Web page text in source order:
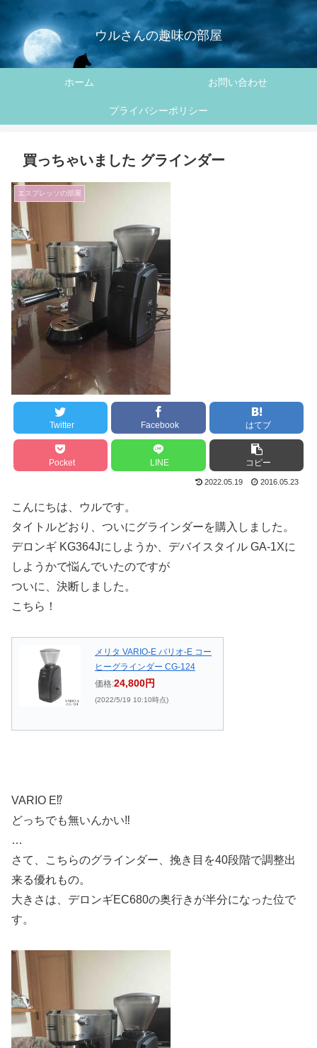
ウルさんの趣味の部屋
ホーム お問い合わせ
プライバシーポリシー
買っちゃいました グラインダー
エスプレッソの部屋
Twitter Facebook はてブ
Pocket LINE コピー
2022.05.19 2016.05.23
こんにちは、ウルです。
タイトルどおり、ついにグラインダーを購入しました。
デロンギ KG364Jにしようか、デバイスタイル GA-1Xに
しようかで悩んでいたのですが
ついに、決断しました。
こちら！
メリタ VARIO-E バリオ-E コー
ヒーグラインダー CG-124
価格:24,800円
(2022/5/19 10:10時点)
VARIO E⁉︎
どっちでも無いんかい‼︎
…
さて、こちらのグラインダー、挽き目を40段階で調整出
来る優れもの。
大きさは、デロンギEC680の奥行きが半分になった位で
す。